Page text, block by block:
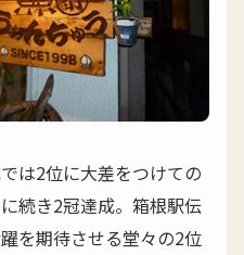
は2位に大差をつけての
続き2冠達成。箱根駅伝
を期待させる堂々の2位